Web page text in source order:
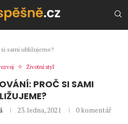
sami ubližujeme?
Životní styl
PROČ SI SAMI
23. ledna, 2021 0 komentář